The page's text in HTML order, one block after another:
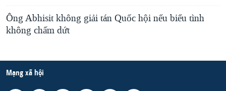
Ông Abhisit không giải tán Quốc hội nếu biểu tình
không chấm dứt
Mạng xã hội